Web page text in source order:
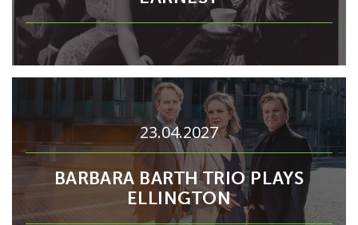
23.04.2027
BARBARA BARTH TRIO PLAYS
ELLINGTON